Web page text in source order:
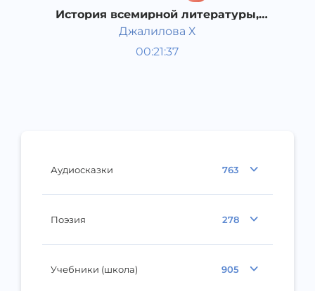
Аудиосказки 763
Поэзия 278
Учебники (школа) 905
История всемирной литературы,
Средневековая литература
Западной Европы.
Джалилова Х
00:21:37
Мировая литература